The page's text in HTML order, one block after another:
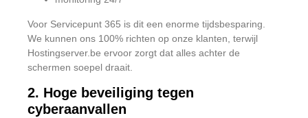
Voor Servicepunt 365 is dit een enorme tijdsbesparing.
We kunnen ons 100% richten op onze klanten, terwijl
Hostingserver.be ervoor zorgt dat alles achter de
schermen soepel draait.
2. Hoge beveiliging tegen
cyberaanvallen